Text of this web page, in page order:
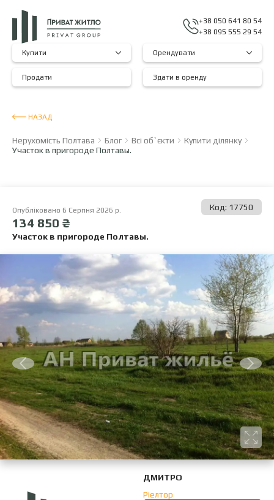
+38 050 641 80 54
+38 095 555 29 54
Купити Орендувати
Продати Здати в оренду
НАЗАД
Нерухомість Полтава Блог Всі об`єкти
Купити ділянку
Участок в пригороде Полтавы.
Опубліковано 6 Серпня 2026 р. Код: 17750
134 850 ₴
Участок в пригороде Полтавы.
ДМИТРО
Ріелтор